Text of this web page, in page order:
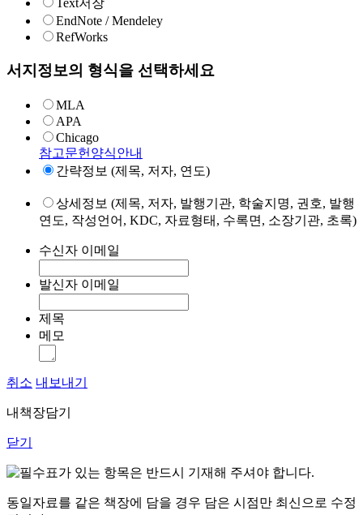
Text저장
EndNote / Mendeley
RefWorks
서지정보의 형식을 선택하세요
MLA
APA
Chicago
참고문헌양식안내
간략정보 (제목, 저자, 연도)
상세정보 (제목, 저자, 발행기관, 학술지명, 권호, 발행
연도, 작성언어, KDC, 자료형태, 수록면, 소장기관, 초록)
수신자 이메일
발신자 이메일
제목
메모
취소 내보내기
내책장담기
닫기
표가 있는 항목은 반드시 기재해 주셔야 합니다.
동일자료를 같은 책장에 담을 경우 담은 시점만 최신으로 수정